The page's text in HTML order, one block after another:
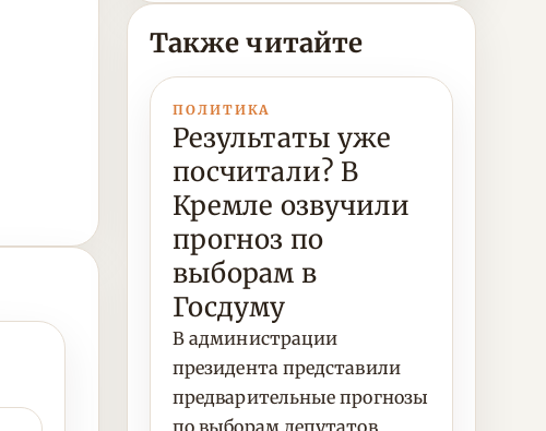
Также читайте
ПОЛИТИКА
Результаты уже
посчитали? В
Кремле озвучили
прогноз по
выборам в
Госдуму
В администрации
президента представили
предварительные прогнозы
по выборам депутатов